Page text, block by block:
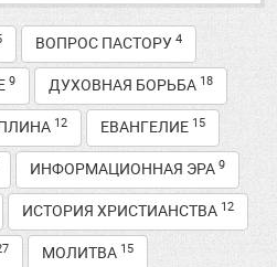
ВОПРОС ПАСТОРУ 4
9 ДУХОВНАЯ БОРЬБА 18
12 ЕВАНГЕЛИЕ 15
ИНФОРМАЦИОННАЯ ЭРА 9
ИСТОРИЯ ХРИСТИАНСТВА 12
МОЛИТВА 15